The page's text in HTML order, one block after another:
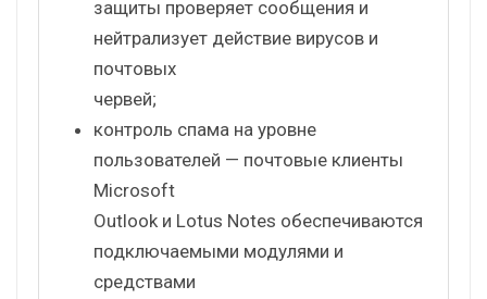
защиты проверяет сообщения и
нейтрализует действие вирусов и
почтовых
червей;
контроль спама на уровне
пользователей — почтовые клиенты
Microsoft
Outlook и Lotus Notes обеспечиваются
подключаемыми модулями и
средствами